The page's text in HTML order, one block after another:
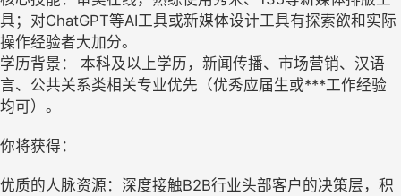
具；对ChatGPT等AI工具或新媒体设计工具有探索欲和实际
操作经验者大加分。
学历背景： 本科及以上学历，新闻传播、市场营销、汉语
言、公共关系类相关专业优先（优秀应届生或***工作经验
均可）。
你将获得：
优质的人脉资源：深度接触B2B行业头部客户的决策层，积